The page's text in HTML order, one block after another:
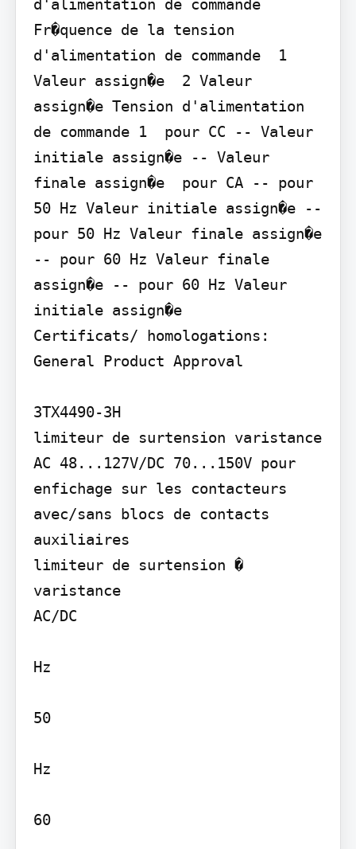
d'alimentation de commande
Fr�quence de la tension
d'alimentation de commande  1
Valeur assign�e  2 Valeur
assign�e Tension d'alimentation
de commande 1  pour CC -- Valeur
initiale assign�e -- Valeur
finale assign�e  pour CA -- pour
50 Hz Valeur initiale assign�e --
pour 50 Hz Valeur finale assign�e
-- pour 60 Hz Valeur finale
assign�e -- pour 60 Hz Valeur
initiale assign�e
Certificats/ homologations:
General Product Approval
3TX4490-3H
limiteur de surtension varistance
AC 48...127V/DC 70...150V pour
enfichage sur les contacteurs
avec/sans blocs de contacts
auxiliaires
limiteur de surtension �
varistance
AC/DC
Hz
50
Hz
60